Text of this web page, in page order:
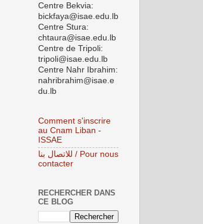
Centre Bekvia:
bickfaya@isae.edu.lb
Centre Stura:
chtaura@isae.edu.lb
Centre de Tripoli:
tripoli@isae.edu.lb
Centre Nahr Ibrahim:
nahribrahim@isae.e
du.lb
Comment s'inscrire
au Cnam Liban -
ISSAE
للاتصال بنا / Pour nous
contacter
RECHERCHER DANS
CE BLOG